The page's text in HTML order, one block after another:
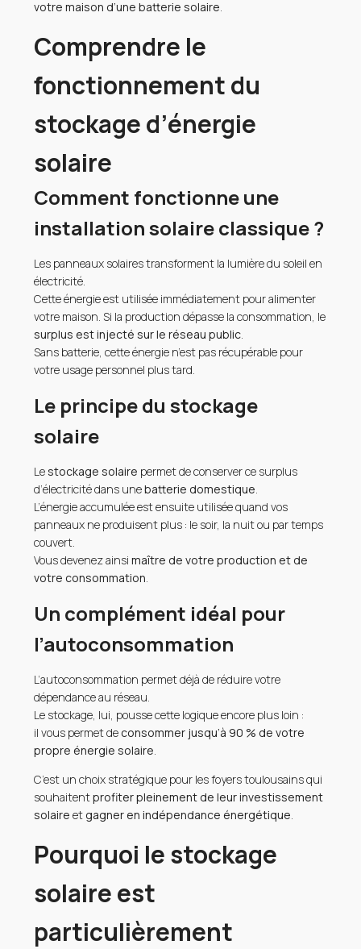
votre maison d’une batterie solaire
Comprendre le
fonctionnement du
stockage d’énergie
solaire
Comment fonctionne une
installation solaire classique ?
Les panneaux solaires transforment la lumière du soleil en
électricité.
Cette énergie est utilisée immédiatement pour alimenter
votre maison. Si la production dépasse la consommation, le
surplus est injecté sur le réseau public
Sans batterie, cette énergie n’est pas récupérable pour
votre usage personnel plus tard.
Le principe du stockage
solaire
Lestockage solaire permet de conserver ce surplus
d’électricité dans unebatterie domestique
L’énergie accumulée est ensuite utilisée quand vos
panneaux ne produisent plus : le soir, la nuit ou par temps
couvert.
Vous devenez ainsimaître de votre production et de
votre consommation
Un complément idéal pour
l’autoconsommation
L’autoconsommation permet déjà de réduire votre
dépendance au réseau.
Le stockage, lui, pousse cette logique encore plus loin :
il vous permet de consommer jusqu’à 90 % de votre
propre énergie solaire
C’est un choix stratégique pour les foyers toulousains qui
souhaitentprofiter pleinement de leur investissement
solaire et gagner en indépendance énergétique
Pourquoi le stockage
solaire est
particulièrement